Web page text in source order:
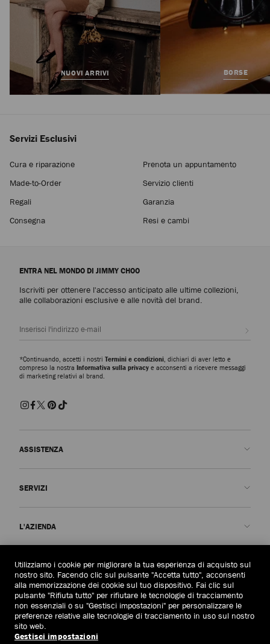
NUOVI ARRIVI BORSE
Servizi Esclusivi
Cura e riparazione
Prenota un appuntamento
Made-to-Order
Servizio clienti
Regali
Garanzia
Consegna
Resi e cambi
ENTRA NEL MONDO DI JIMMY CHOO
Iscriviti per ottenere l'accesso anticipato alle ultime collezioni,
alle collaborazioni esclusive e alle novità del brand.
*Continuando, accetti i nostri Termini e condizioni , dichiari di aver letto e
compreso la nostra Informativa sulla privacy e acconsenti a ricevere messaggi
di marketing relativi al brand.
ASSISTENZA
Consegna
Resi e cambi
Annulla ordine
SERVIZI
Garanzia
L'AZIENDA
La Nostra Storia
JC World
Il Nostro Impatto
Responsabilità
AREA LEGALE
Informativa sulla privacy
Termini e condizioni
Diritto all'oblio
Italia(€)
Utilizziamo i cookie per migliorare la tua esperienza di acquisto sul
nostro sito. Facendo clic sul pulsante "Accetta tutto", acconsenti
alla memorizzazione dei cookie sul tuo dispositivo. Fai clic sul
pulsante "Rifiuta tutto" per rifiutare le tecnologie di tracciamento
non essenziali o su "Gestisci impostazioni" per personalizzare le
preferenze relative alle tecnologie di tracciamento in uso sul nostro
sito web.
Gestisci impostazioni